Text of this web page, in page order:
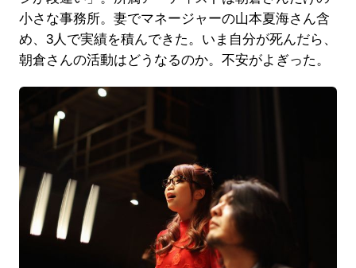
小さな事務所。妻でマネージャーの山本夏海さん含
め、3人で実績を積んできた。いま自分が死んだら、
朝倉さんの活動はどうなるのか。不安がよぎった。